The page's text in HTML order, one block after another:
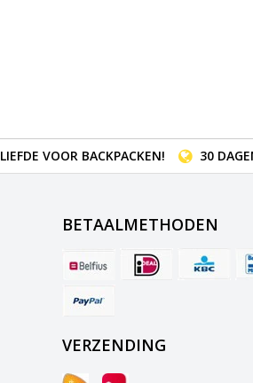
LIEFDE VOOR BACKPACKEN! 30
BETAALMETHODEN
VERZENDING